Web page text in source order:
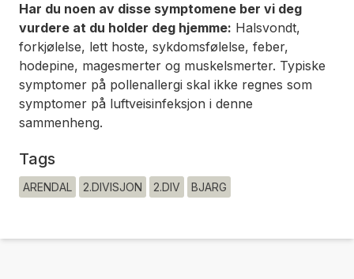
Har du noen av disse symptomene ber vi deg
vurdere at du holder deg hjemme: Halsvondt,
forkjølelse, lett hoste, sykdomsfølelse, feber,
hodepine, magesmerter og muskelsmerter. Typiske
symptomer på pollenallergi skal ikke regnes som
symptomer på luftveisinfeksjon i denne
sammenheng.
Tags
ARENDAL 2.DIVISJON 2.DIV BJARG